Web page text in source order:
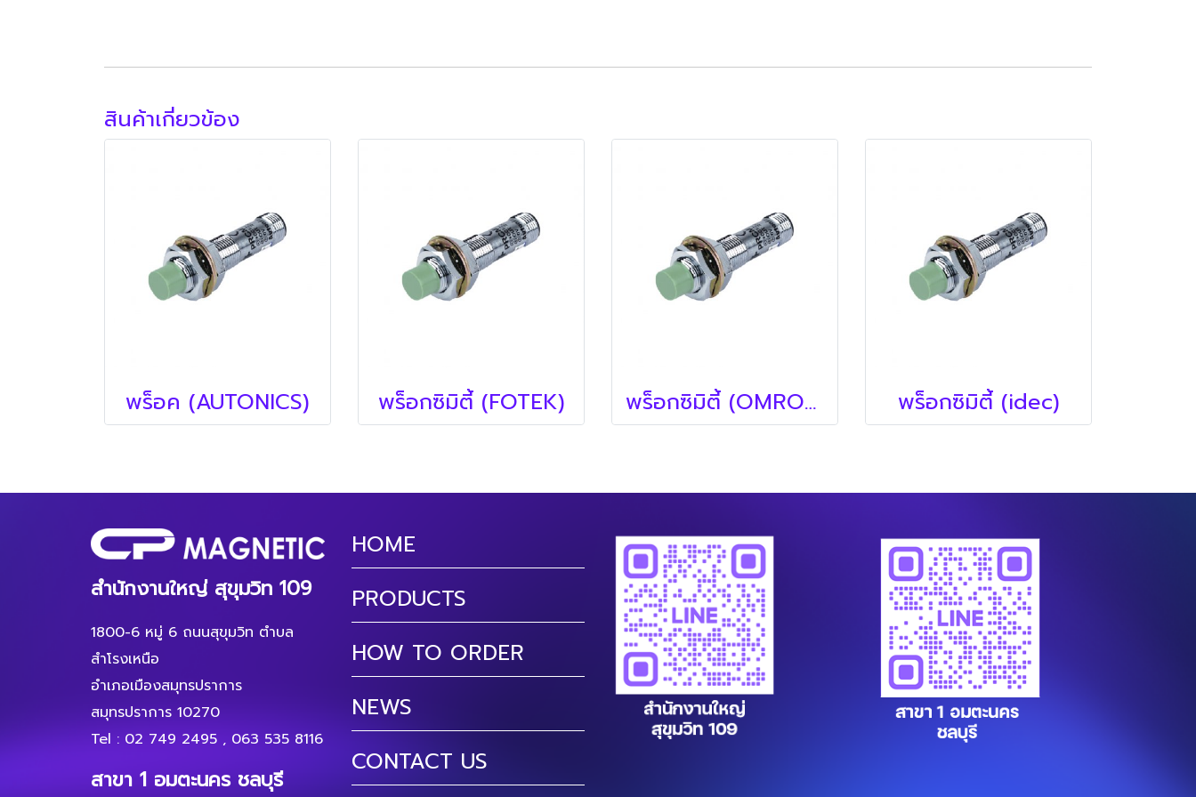
สินค้าเกี่ยวข้อง
พร็อค (AUTONICS) พร็อกซิมิตี้ (FOTEK) พร็อกซิมิตี้ (OMRON) พร็อกซิมิตี้ (idec)
สำนักงานใหญ่ สุขุมวิท 109
1800-6 หมู่ 6 ถนนสุขุมวิท ตำบล
สำโรงเหนือ
อำเภอเมืองสมุทรปราการ
สมุทรปราการ 10270
Tel : 02 749 2495 , 063 535 8116
สาขา 1 อมตะนคร ชลบุรี
HOME
PRODUCTS
HOW TO ORDER
NEWS
CONTACT US